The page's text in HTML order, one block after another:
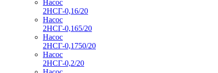
Насос
2НСГ-0,16/20
Насос
2НСГ-0,165/20
Насос
2НСГ-0,1750/20
Насос
2НСГ-0,2/20